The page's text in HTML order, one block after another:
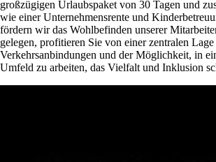
großzügigen Urlaubspaket von 30 Tagen und
wie einer Unternehmensrente und
fördern wir das Wohlbefinden unserer
gelegen, profitieren Sie von einer zentralen
Verkehrsanbindungen und der Möglichkeit, in
Umfeld zu arbeiten, das Vielfalt und Inklusion